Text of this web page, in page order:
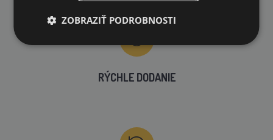
RÝCHLE DODANIE
ZOBRAZIŤ PODROBNOSTI